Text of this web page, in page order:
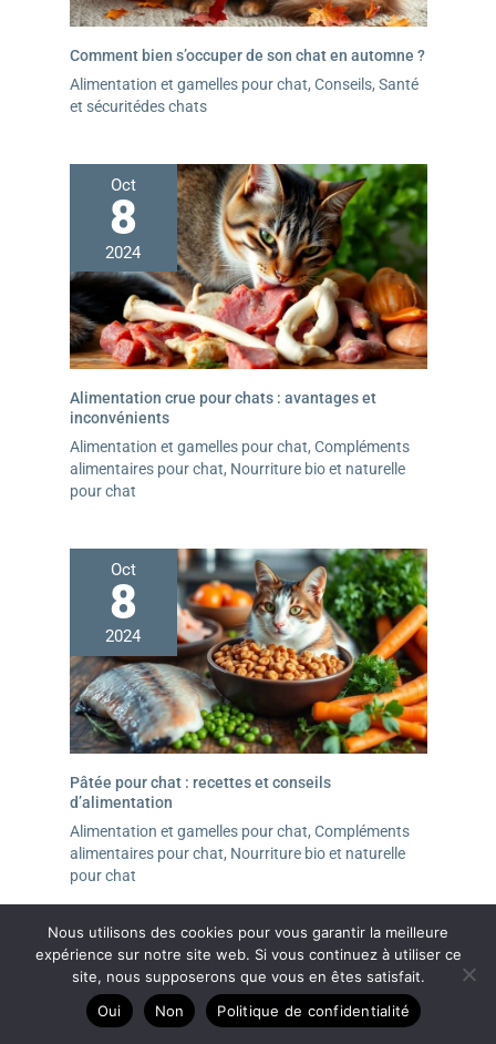
Comment bien s’occuper de son chat en automne ?
Alimentation et gamelles pour chat, Conseils, Santé
et sécuritédes chats
Oct
8
2024
Alimentation crue pour chats : avantages et
inconvénients
Alimentation et gamelles pour chat, Compléments
alimentaires pour chat, Nourriture bio et naturelle
pour chat
Oct
8
2024
Pâtée pour chat : recettes et conseils
d’alimentation
Alimentation et gamelles pour chat, Compléments
alimentaires pour chat, Nourriture bio et naturelle
pour chat
Nous utilisons des cookies pour vous garantir la meilleure
expérience sur notre site web. Si vous continuez à utiliser ce
site, nous supposerons que vous en êtes satisfait.
Oui
Non Politique de confidentialité